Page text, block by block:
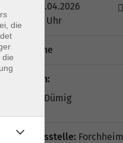
Di. 28.04.2026
09:00 Uhr
3x Termine
Dozent*in:
Susanne Dümig
Geschäftsstelle: Forchheim
die
die